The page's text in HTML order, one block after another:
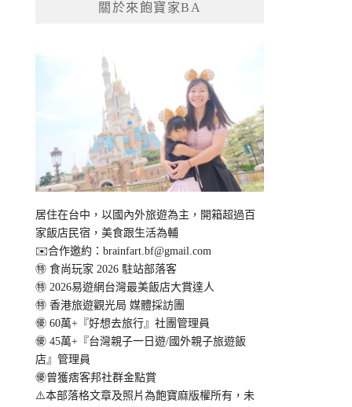
關於來飽寶家BA
居住在台中，以國內外旅遊為主，開箱超過百
家飯店民宿，美食跟生活為輔
✉️合作邀約：brainfart.bf@gmail.com
㊕ 食尚玩家 2026 駐站部落客
㊕ 2026易遊網台灣最美飯店大賞達人
㊕ 香港旅遊觀光局 媒體採訪團
㊝ 60萬+『好想去旅行』社團管理員
㊝ 45萬+『台灣親子一日遊/國外親子旅遊飯
店』管理員
㊝曾獲痞客邦社群金點賞
⚠️本部落格文章及照片為飽寶麻版權所有，未